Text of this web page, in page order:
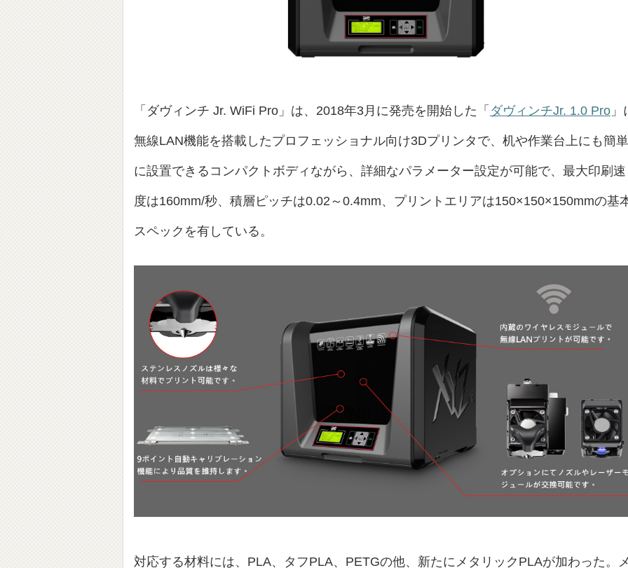
「ダヴィンチ Jr. WiFi Pro」は、2018年3月に発売を開始した「 ダヴィンチJr. 1.0 Pro 」
無線LAN機能を搭載したプロフェッショナル向け3Dプリンタで、机や作業台上にも簡単
に設置できるコンパクトボディながら、詳細なパラメーター設定が可能で、最大印刷速
度は160mm/秒、積層ピッチは0.02～0.4mm、プリントエリアは150×150×150mmの基
スペックを有している。
対応する材料には、PLA、タフPLA、PETGの他、新たにメタリックPLAが加わった。